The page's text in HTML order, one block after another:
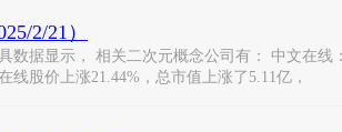
2/21）
数据显示， 相关二次元概念公司有： 中文在线
线股价上涨21.44%，总市值上涨了5.11亿，